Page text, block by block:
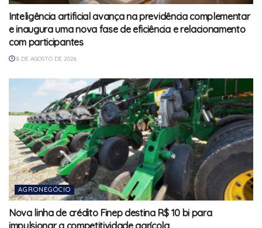
Inteligência artificial avança na previdência complementar
e inaugura uma nova fase de eficiência e relacionamento
com participantes
8 DE AGOSTO DE 2026
AGRONEGÓCIO
Nova linha de crédito Finep destina R$ 10 bi para
impulsionar a competitividade agrícola